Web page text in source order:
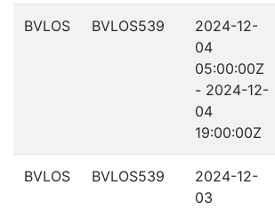
BVLOS BVLOS539
2024-12-
04
05:00:00Z
- 2024-12-
04
19:00:00Z
BVLOS BVLOS539
2024-12-
03